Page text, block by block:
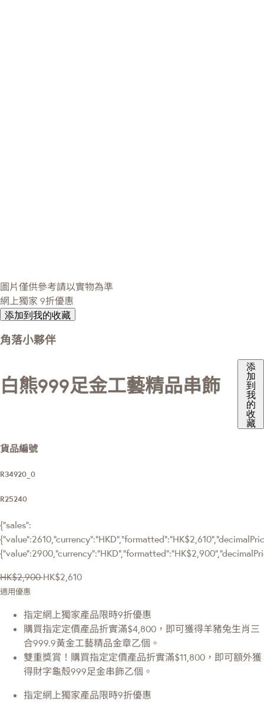
圖片僅供參考請以實物為準
網上獨家 9折優惠
添加到我的收藏
角落小夥伴
白熊999足金工藝精品串飾
添
加
到
我
的
收
藏
貨品編號
R34920_0
R25240
{"sales":
HK$2,900 HK$2,610
適用優惠
指定網上獨家產品限時9折優惠
購買指定定價產品折實滿$4,800，即可獲得羊豬兔生肖三
合999.9黃金工藝精品金章乙個。
雙重獎賞！購買指定定價產品折實滿$11,800，即可額外獲
得財字龜殼999足金串飾乙個。
指定網上獨家產品限時9折優惠